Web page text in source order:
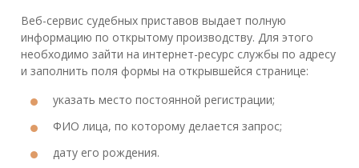
Веб-сервис судебных приставов выдает полную
информацию по открытому производству. Для этого
необходимо зайти на интернет-ресурс службы по адресу
и заполнить поля формы на открывшейся странице:
указать место постоянной регистрации;
ФИО лица, по которому делается запрос;
дату его рождения.